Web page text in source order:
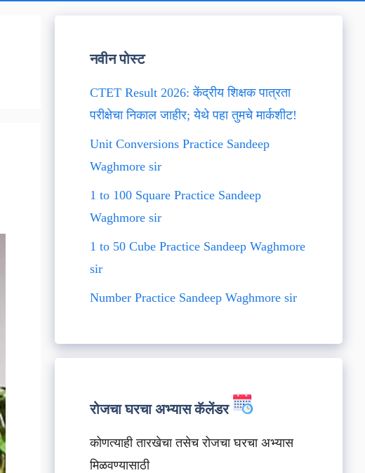
नवीन पोस्ट
CTET Result 2026: केंद्रीय शिक्षक पात्रता
परीक्षेचा निकाल जाहीर; येथे पहा तुमचे मार्कशीट!
Unit Conversions Practice Sandeep
Waghmore sir
1 to 100 Square Practice Sandeep
Waghmore sir
1 to 50 Cube Practice Sandeep Waghmore
sir
Number Practice Sandeep Waghmore sir
रोजचा घरचा अभ्यास कॅलेंडर
कोणत्याही तारखेचा तसेच रोजचा घरचा अभ्यास
मिळवण्यासाठी